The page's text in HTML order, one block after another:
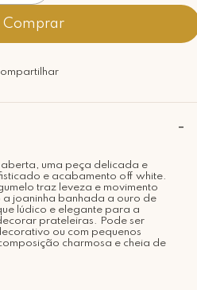
Comprar
uma peça delicada e
e acabamento off white.
traz leveza e movimento
joaninha banhada a ouro de
lúdico e elegante para a
prateleiras. Pode ser
ou com pequenos
charmosa e cheia de